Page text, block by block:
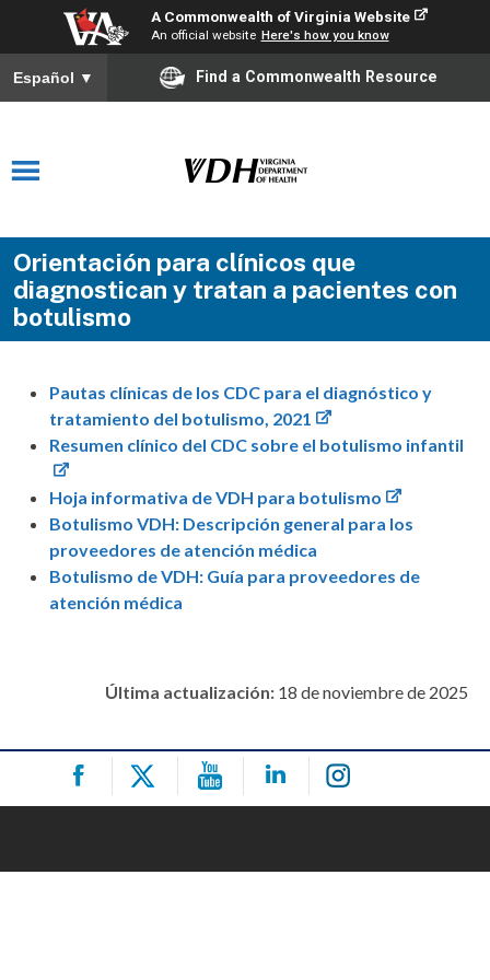
A Commonwealth of Virginia Website
An official website Here's how you know
Español ▼ Find a Commonwealth Resource
Orientación para clínicos que
diagnostican y tratan a pacientes con
botulismo
Pautas clínicas de los CDC para el diagnóstico y
tratamiento del botulismo, 2021
Resumen clínico del CDC sobre el botulismo infantil
Hoja informativa de VDH para botulismo
Botulismo VDH: Descripción general para los
proveedores de atención médica
Botulismo de VDH: Guía para proveedores de
atención médica
Última actualización: 18 de noviembre de 2025